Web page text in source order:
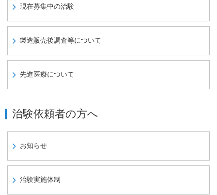
現在募集中の治験
製造販売後調査等について
先進医療について
治験依頼者の方へ
お知らせ
治験実施体制